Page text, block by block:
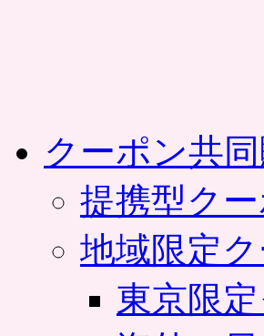
クーポン共同
提携型ク
地域限定
東京限